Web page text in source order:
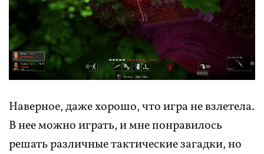
Наверное, даже хорошо, что игра не взлетела.
В нее можно играть, и мне понравилось
решать различные тактические загадки, но